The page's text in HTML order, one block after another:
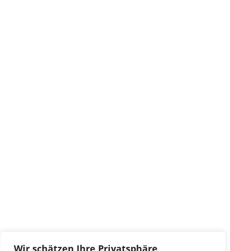
Wir schätzen Ihre Privatsphäre